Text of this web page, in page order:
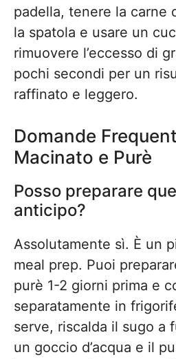
padella, tenere la carne
la spatola e usare un
rimuovere l’eccesso di
pochi secondi per un
raffinato e leggero.
Domande
Macinato e Purè
Posso preparare
anticipo?
Assolutamente sì. È un
meal prep. Puoi
purè 1-2 giorni prima e
separatamente in
serve, riscalda il sugo a
un goccio d’acqua e il